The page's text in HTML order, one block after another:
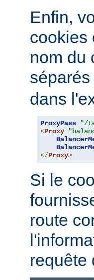
Enfin,
cookies
nom du
dans
ProxyPass "/
<Proxy
</Proxy>
Si le
route
requête